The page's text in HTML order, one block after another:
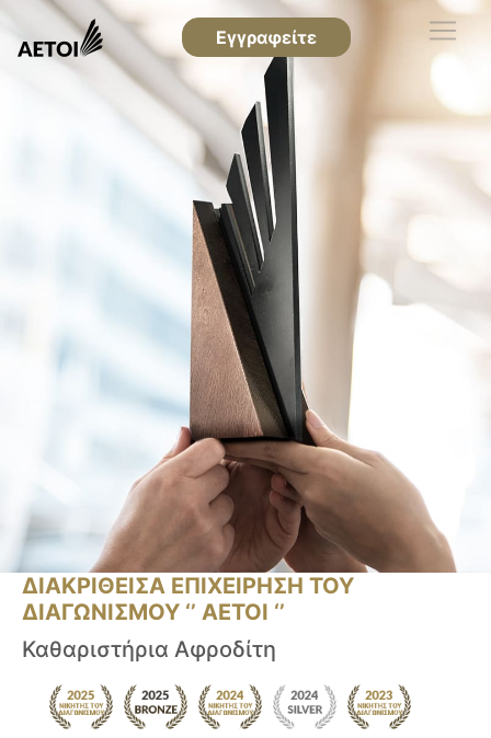
Εγγραφείτε
ΔΙΑΚΡΙΘΕΙΣΑ ΕΠΙΧΕΙΡΗΣΗ ΤΟΥ
ΔΙΑΓΩΝΙΣΜΟΥ ‘’ ΑΕΤΟΙ ‘’
Καθαριστήρια Αφροδίτη